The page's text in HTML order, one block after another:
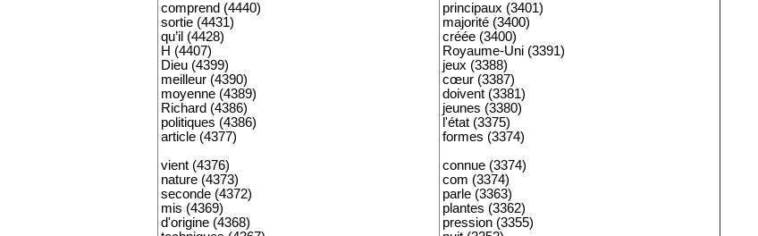
comprend (4440)
sortie (4431)
qu’il (4428)
H (4407)
Dieu (4399)
meilleur (4390)
moyenne (4389)
Richard (4386)
politiques (4386)
article (4377)
vient (4376)
nature (4373)
seconde (4372)
mis (4369)
d'origine (4368)
principaux (3401)
majorité (3400)
créée (3400)
Royaume-Uni (3391)
jeux (3388)
cœur (3387)
doivent (3381)
jeunes (3380)
l'état (3375)
formes (3374)
connue (3374)
com (3374)
parle (3363)
plantes (3362)
pression (3355)